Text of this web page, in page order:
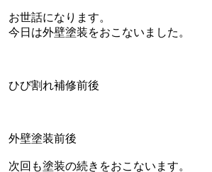
お世話になります。
今日は外壁塗装をおこないました。
ひび割れ補修前後
外壁塗装前後
次回も塗装の続きをおこないます。